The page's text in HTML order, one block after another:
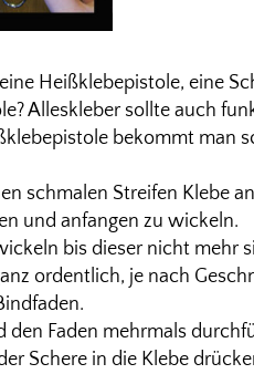
Heißklebepistole, eine
Alleskleber sollte auch
bekommt man
schmalen Streifen Klebe
und anfangen zu wickeln.
bis dieser nicht mehr
ordentlich, je nach
Faden mehrmals
Schere in die Klebe